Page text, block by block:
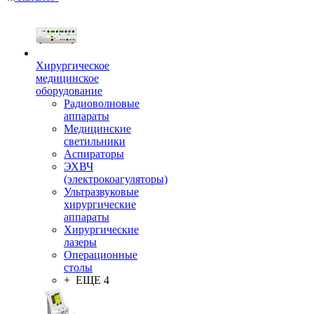
Хирургическое
медицинское
оборудование
Радиоволновые
аппараты
Медицинские
светильники
Аспираторы
ЭХВЧ
(электрокоагуляторы)
Ультразвуковые
хирургические
аппараты
Хирургические
лазеры
Операционные
столы
+ ЕЩЕ 4